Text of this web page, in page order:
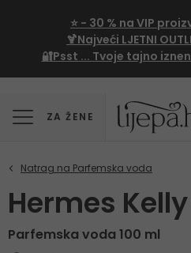
⭐ - 30 % na VIP
🍹Najveći LJETNI
🔐Psst ... Tvoje tajno
ZA ŽENE
Hermes
Parfemska voda 100 ml